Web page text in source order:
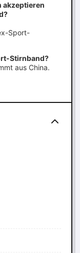
akzeptieren
Sport-
Stirnband?
aus China.